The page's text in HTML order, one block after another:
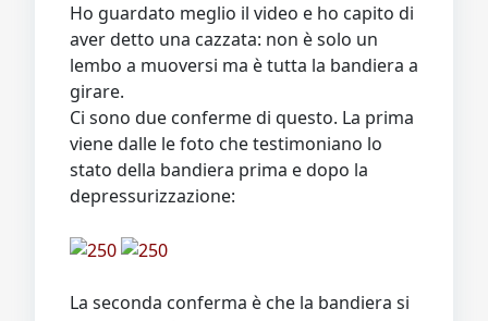
Ho guardato meglio il video e ho capito di
aver detto una cazzata: non è solo un
lembo a muoversi ma è tutta la bandiera a
girare.
Ci sono due conferme di questo. La prima
viene dalle le foto che testimoniano lo
stato della bandiera prima e dopo la
depressurizzazione:
La seconda conferma è che la bandiera si